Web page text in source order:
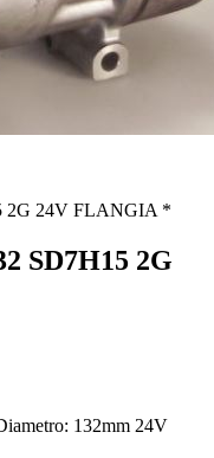
SD7H15 2G
132mm 24V